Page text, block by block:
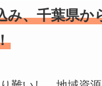
み、千葉県か